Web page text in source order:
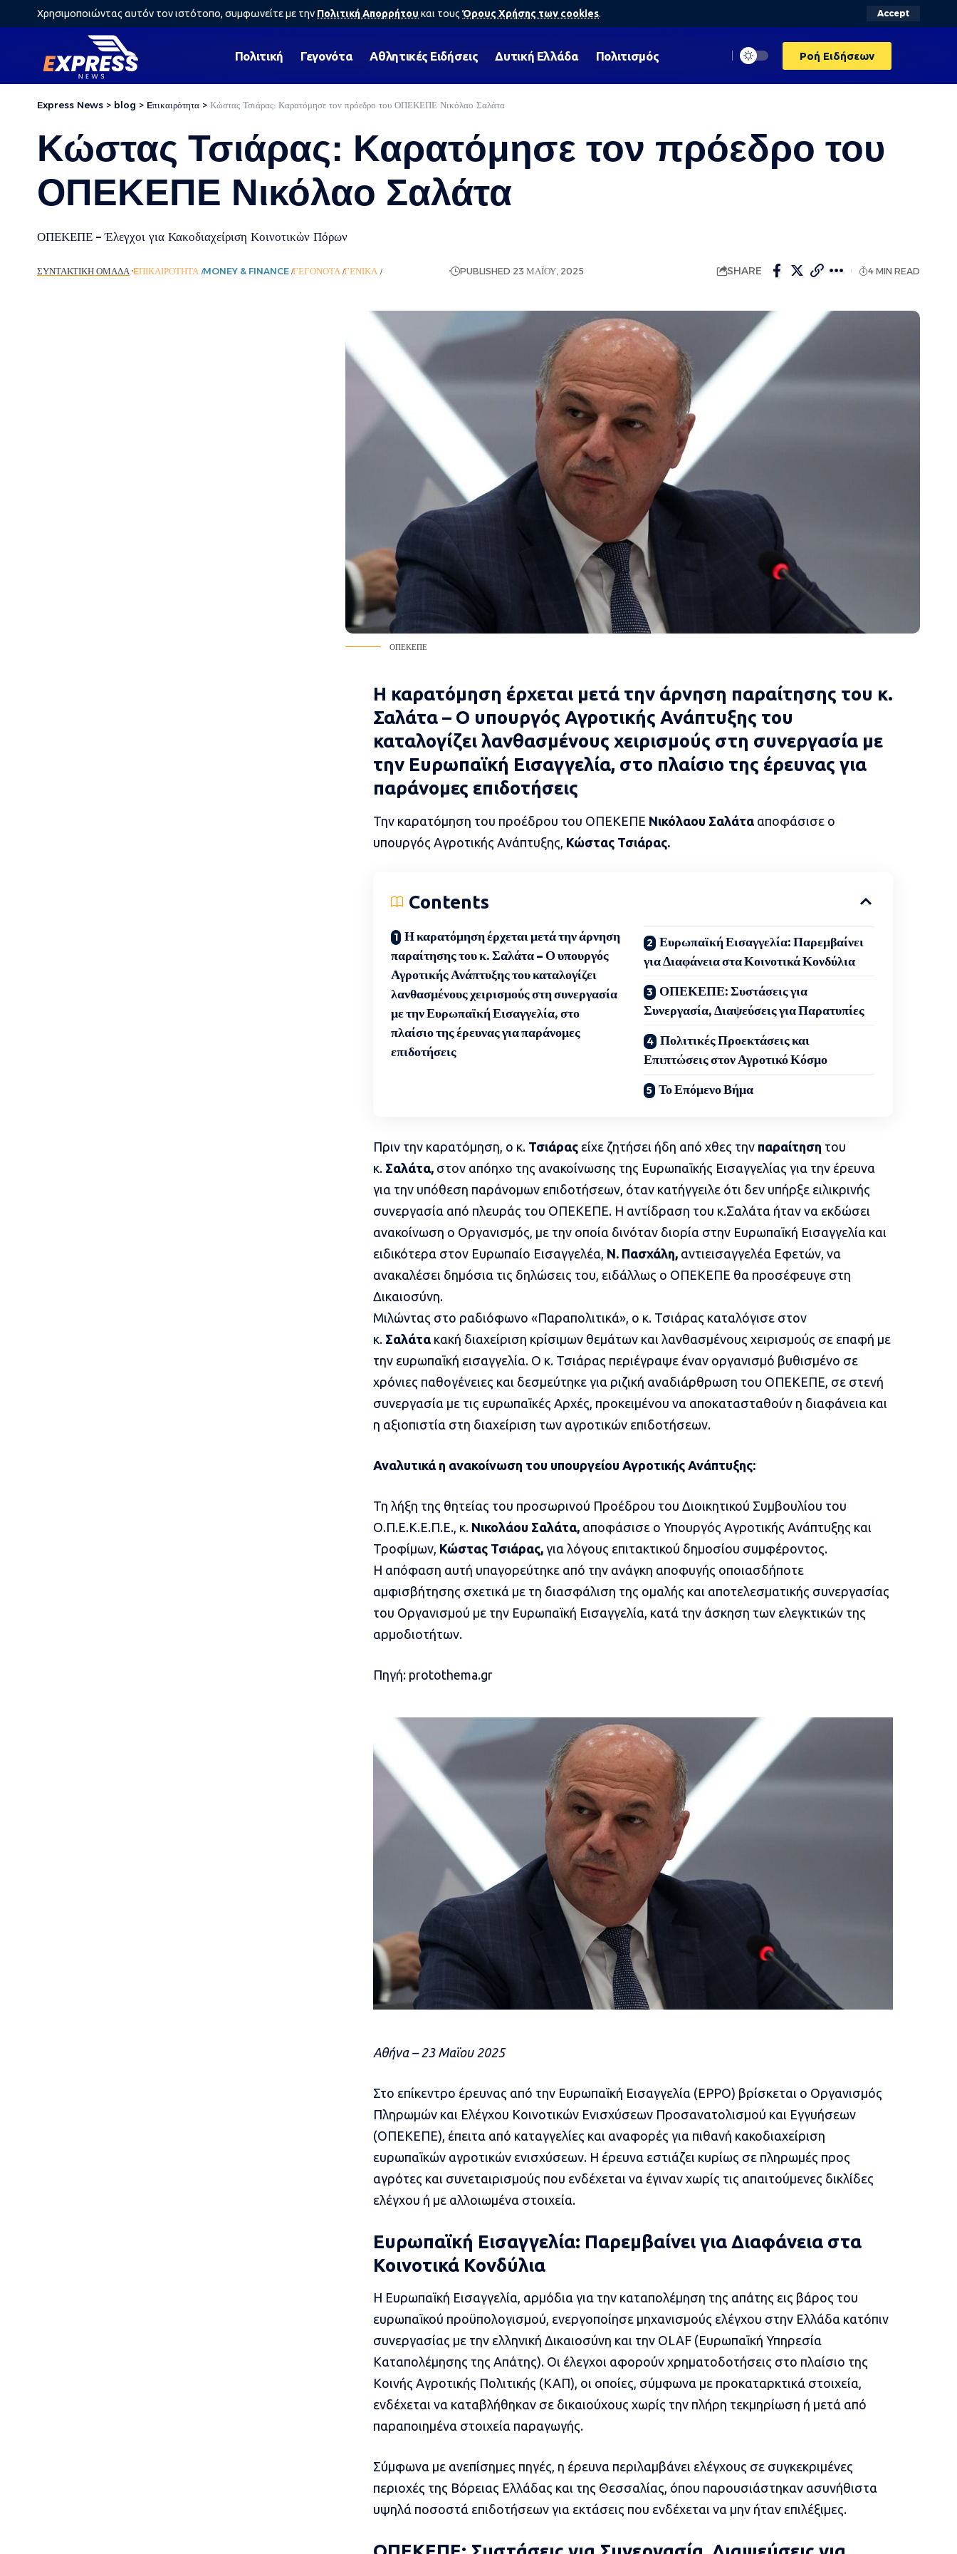
Χρησιμοποιώντας αυτόν τον ιστότοπο, συμφωνείτε με την Πολιτική Απορρήτου και τους Όρους Χρήσης των cookies. Accept
Πολιτική Γεγονότα Αθλητικές Ειδήσεις Δυτική Ελλάδα Πολιτισμός Ροή Ειδήσεων
Express News > blog > Eπικαιρότητα > Κώστας Τσιάρας: Καρατόμησε τον πρόεδρο του ΟΠΕΚΕΠΕ Νικόλαο Σαλάτα
Κώστας Τσιάρας: Καρατόμησε τον πρόεδρο του
ΟΠΕΚΕΠΕ Νικόλαο Σαλάτα
ΟΠΕΚΕΠΕ – Έλεγχοι για Κακοδιαχείριση Κοινοτικών Πόρων
ΣΥΝΤΑΚΤΙΚΉ ΟΜΆΔΑ EΠΙΚΑΙΡΌΤΗΤΑ MONEY & FINANCE ΓΕΓΟΝΌΤΑ ΓΕΝΙΚΆ ΡΟΉ ΕΙΔΉΣΕΩΝ PUBLISHED 23 ΜΑΪ́ΟΥ, 2025 SHARE 4 MIN READ
ΟΠΕΚΕΠΕ
Η καρατόμηση έρχεται μετά την άρνηση παραίτησης του κ.
Σαλάτα – Ο υπουργός Αγροτικής Ανάπτυξης του
καταλογίζει λανθασμένους χειρισμούς στη συνεργασία με
την Ευρωπαϊκή Εισαγγελία, στο πλαίσιο της έρευνας για
παράνομες επιδοτήσεις
Την καρατόμηση του προέδρου του ΟΠΕΚΕΠΕ Νικόλαου Σαλάτααποφάσισε ο
υπουργός Αγροτικής Ανάπτυξης, Κώστας Τσιάρας.
Contents
Η καρατόμηση έρχεται μετά την άρνηση
παραίτησης του κ. Σαλάτα – Ο υπουργός
Αγροτικής Ανάπτυξης του καταλογίζει
λανθασμένους χειρισμούς στη συνεργασία
με την Ευρωπαϊκή Εισαγγελία, στο
πλαίσιο της έρευνας για παράνομες
επιδοτήσεις
Ευρωπαϊκή Εισαγγελία: Παρεμβαίνει
για Διαφάνεια στα Κοινοτικά Κονδύλια
ΟΠΕΚΕΠΕ: Συστάσεις για
Συνεργασία, Διαψεύσεις για Παρατυπίες
Πολιτικές Προεκτάσεις και
Επιπτώσεις στον Αγροτικό Κόσμο
Το Επόμενο Βήμα
Πριν την καρατόμηση, ο κ. Τσιάραςείχε ζητήσει ήδη από χθες την παραίτηση του
κ. Σαλάτα,στον απόηχο της ανακοίνωσης της Ευρωπαϊκής Εισαγγελίας για την έρευνα
για την υπόθεση παράνομων επιδοτήσεων, όταν κατήγγειλε ότι δεν υπήρξε ειλικρινής
συνεργασία από πλευράς του ΟΠΕΚΕΠΕ. Η αντίδραση του κ.Σαλάτα ήταν να εκδώσει
ανακοίνωση ο Οργανισμός, με την οποία δινόταν διορία στην Ευρωπαϊκή Εισαγγελία και
ειδικότερα στον Ευρωπαίο Εισαγγελέα, Ν. Πασχάλη,αντιεισαγγελέα Εφετών, να
ανακαλέσει δημόσια τις δηλώσεις του, ειδάλλως ο ΟΠΕΚΕΠΕ θα προσέφευγε στη
Δικαιοσύνη.
Μιλώντας στο ραδιόφωνο «Παραπολιτικά», ο κ. Τσιάρας καταλόγισε στον
κ. Σαλάτακακή διαχείριση κρίσιμων θεμάτων και λανθασμένους χειρισμούς σε επαφή με
την ευρωπαϊκή εισαγγελία. Ο κ. Τσιάρας περιέγραψε έναν οργανισμό βυθισμένο σε
χρόνιες παθογένειες και δεσμεύτηκε για ριζική αναδιάρθρωση του ΟΠΕΚΕΠΕ, σε στενή
συνεργασία με τις ευρωπαϊκές Αρχές, προκειμένου να αποκατασταθούν η διαφάνεια και
η αξιοπιστία στη διαχείριση των αγροτικών επιδοτήσεων.
Αναλυτικά η ανακοίνωση του υπουργείου Αγροτικής Ανάπτυξης:
Τη λήξη της θητείας του προσωρινού Προέδρου του Διοικητικού Συμβουλίου του
Ο.Π.Ε.Κ.Ε.Π.Ε., κ. Νικολάου Σαλάτα,αποφάσισε ο Υπουργός Αγροτικής Ανάπτυξης και
Τροφίμων, Κώστας Τσιάρας,για λόγους επιτακτικού δημοσίου συμφέροντος.
Η απόφαση αυτή υπαγορεύτηκε από την ανάγκη αποφυγής οποιασδήποτε
αμφισβήτησης σχετικά με τη διασφάλιση της ομαλής και αποτελεσματικής συνεργασίας
του Οργανισμού με την Ευρωπαϊκή Εισαγγελία, κατά την άσκηση των ελεγκτικών της
αρμοδιοτήτων.
Πηγή: protothema.gr
Αθήνα – 23 Μαϊου 2025
Στο επίκεντρο έρευνας από την Ευρωπαϊκή Εισαγγελία (EPPO) βρίσκεται ο Οργανισμός
Πληρωμών και Ελέγχου Κοινοτικών Ενισχύσεων Προσανατολισμού και Εγγυήσεων
(ΟΠΕΚΕΠΕ), έπειτα από καταγγελίες και αναφορές για πιθανή κακοδιαχείριση
ευρωπαϊκών αγροτικών ενισχύσεων. Η έρευνα εστιάζει κυρίως σε πληρωμές προς
αγρότες και συνεταιρισμούς που ενδέχεται να έγιναν χωρίς τις απαιτούμενες δικλίδες
ελέγχου ή με αλλοιωμένα στοιχεία.
Ευρωπαϊκή Εισαγγελία: Παρεμβαίνει για Διαφάνεια στα
Κοινοτικά Κονδύλια
Η Ευρωπαϊκή Εισαγγελία, αρμόδια για την καταπολέμηση της απάτης εις βάρος του
ευρωπαϊκού προϋπολογισμού, ενεργοποίησε μηχανισμούς ελέγχου στην Ελλάδα κατόπιν
συνεργασίας με την ελληνική Δικαιοσύνη και την OLAF (Ευρωπαϊκή Υπηρεσία
Καταπολέμησης της Απάτης). Οι έλεγχοι αφορούν χρηματοδοτήσεις στο πλαίσιο της
Κοινής Αγροτικής Πολιτικής (ΚΑΠ), οι οποίες, σύμφωνα με προκαταρκτικά στοιχεία,
ενδέχεται να καταβλήθηκαν σε δικαιούχους χωρίς την πλήρη τεκμηρίωση ή μετά από
παραποιημένα στοιχεία παραγωγής.
Σύμφωνα με ανεπίσημες πηγές, η έρευνα περιλαμβάνει ελέγχους σε συγκεκριμένες
περιοχές της Βόρειας Ελλάδας και της Θεσσαλίας, όπου παρουσιάστηκαν ασυνήθιστα
υψηλά ποσοστά επιδοτήσεων για εκτάσεις που ενδέχεται να μην ήταν επιλέξιμες.